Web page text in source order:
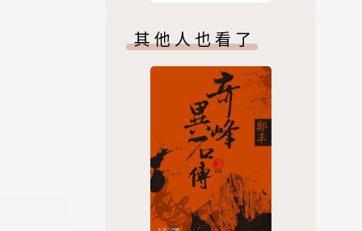
不只讓
Nowher
看透後
的七夕
打開網
、還是
其他人也看了